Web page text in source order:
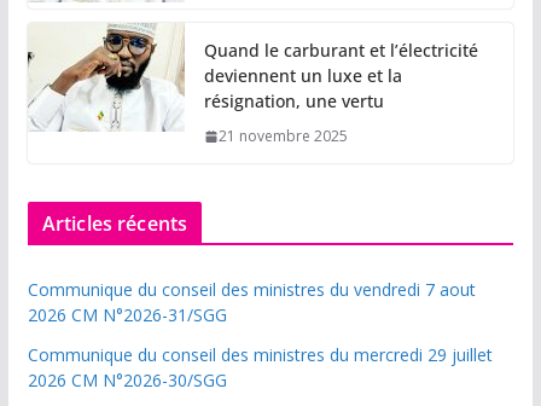
Quand le carburant et l’électricité
deviennent un luxe et la
résignation, une vertu
21 novembre 2025
Articles récents
Communique du conseil des ministres du vendredi 7 aout
2026 CM N°2026-31/SGG
Communique du conseil des ministres du mercredi 29 juillet
2026 CM N°2026-30/SGG